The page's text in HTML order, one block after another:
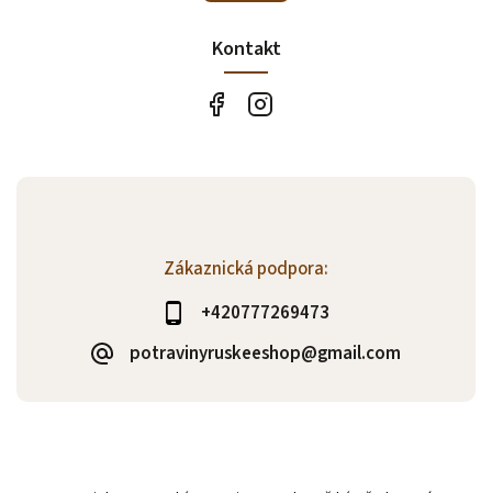
Zákaznická podpora:
+420777269473
potravinyruskeeshop@gmail.com
Kontakt